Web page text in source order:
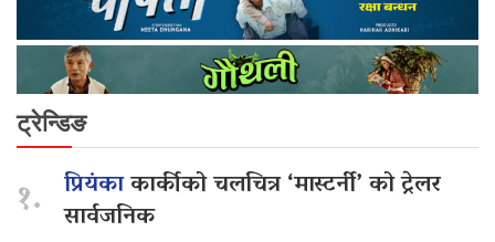
ट्रेन्डिङ
१. प्रियंकाकार्कीको चलचित्र ‘मास्टर्नी’ को ट्रेलर
सार्वजनिक